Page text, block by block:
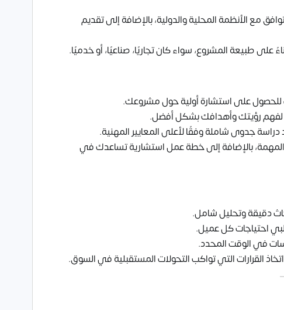
مع الأنظمة المحلية والدولية، بالإضافة إلى تقديم
طبيعة المشروع، سواء كان تجاريًا، صناعيًا، أو خدميًا.
للحصول على استشارة أولية حول مشروعك.
لفهم رؤيتك وأهدافك بشكل أفضل.
دراسة جدوى شاملة وفقًا لأعلى المعايير المهنية.
المهمة، بالإضافة إلى خطة عمل استشارية تساعدك في
دقيقة وتحليل شامل.
احتياجات كل عميل.
في الوقت المحدد.
القرارات التي تواكب التحولات المستقبلية في السوق.